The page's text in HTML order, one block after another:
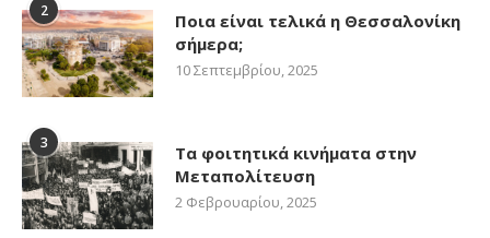
2
Ποια είναι τελικά η Θεσσαλονίκη
σήμερα;
10 Σεπτεμβρίου, 2025
3
Τα φοιτητικά κινήματα στην
Μεταπολίτευση
2 Φεβρουαρίου, 2025